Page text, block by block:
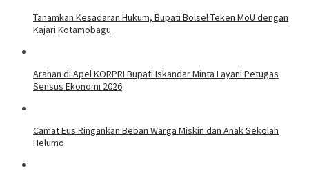
Tanamkan Kesadaran Hukum, Bupati Bolsel Teken MoU dengan
Kajari Kotamobagu
Arahan di Apel KORPRI Bupati Iskandar Minta Layani Petugas
Sensus Ekonomi 2026
Camat Eus Ringankan Beban Warga Miskin dan Anak Sekolah
Helumo